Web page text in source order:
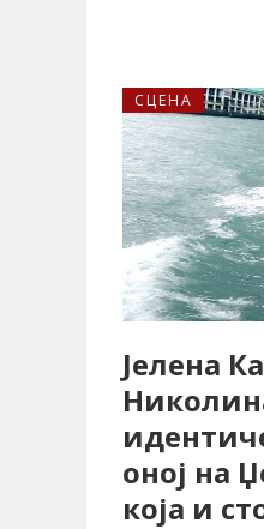
СЦЕНА
Јелена
оној на
која и